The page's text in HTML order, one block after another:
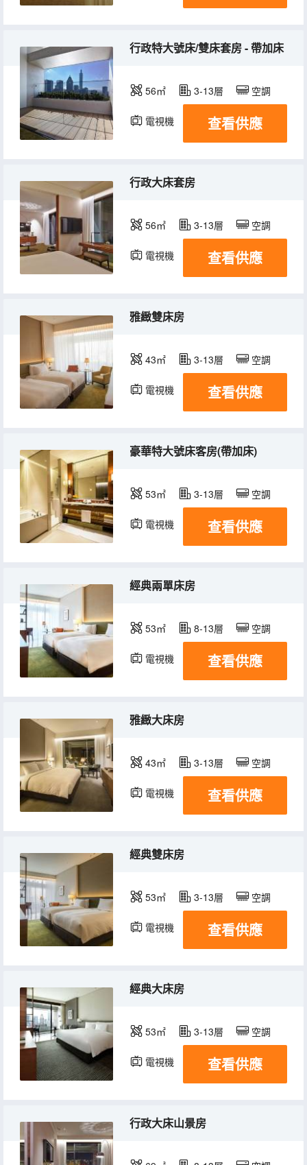
行政特大號床/雙床套房 - 帶加床
56㎡ 3-13層 空調
電視機 冰箱
查看供應
行政大床套房
56㎡ 3-13層 空調
電視機 冰箱
查看供應
雅緻雙床房
43㎡ 3-13層 空調
電視機 冰箱
查看供應
豪華特大號床客房(帶加床)
53㎡ 3-13層 空調
電視機 冰箱
查看供應
經典兩單床房
53㎡ 8-13層 空調
電視機 冰箱
查看供應
雅緻大床房
43㎡ 3-13層 空調
電視機 冰箱
查看供應
經典雙床房
53㎡ 3-13層 空調
電視機 冰箱
查看供應
經典大床房
53㎡ 3-13層 空調
電視機 冰箱
查看供應
行政大床山景房